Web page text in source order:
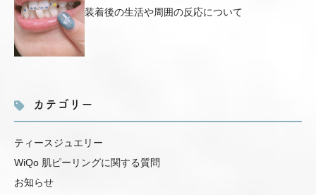
装着後の生活や周囲の反応について
カテゴリー
ティースジュエリー
WiQo 肌ピーリングに関する質問
お知らせ